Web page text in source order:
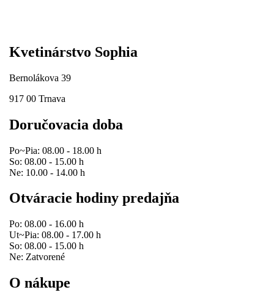
Kvetinárstvo Sophia
Bernolákova 39
917 00 Trnava
Doručovacia doba
Po~Pia: 08.00 - 18.00 h
So: 08.00 - 15.00 h
Ne: 10.00 - 14.00 h
Otváracie hodiny predajňa
Po: 08.00 - 16.00 h
Ut~Pia: 08.00 - 17.00 h
So: 08.00 - 15.00 h
Ne: Zatvorené
O nákupe